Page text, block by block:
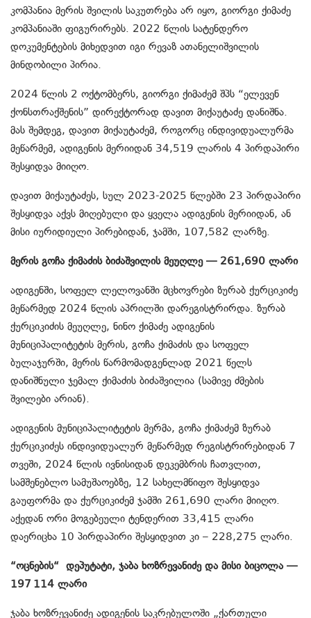
კომპანია მერის შვილის საკუთრება არ იყო, გიორგი ქიმაძე
კომპანიაში ფიგურირებს. 2022 წლის სატენდერო
დოკუმენტების მიხედვით იგი რევაზ ათანელიშვილის
მინდობილი პირია.
2024 წლის 2 ოქტომბერს, გიორგი ქიმაძემ შპს “ელევენ
ქონსთრაქშენის” დირექტორად დავით მიქაუტაძე დანიშნა.
მას შემდეგ, დავით მიქაუტაძემ, როგორც ინდივიდუალურმა
მეწარმემ, ადიგენის მერიიდან 34,519 ლარის 4 პირდაპირი
შესყიდვა მიიღო.
დავით მიქაუტაძეს, სულ 2023-2025 წლებში 23 პირდაპირი
შესყიდვა აქვს მიღებული და ყველა ადიგენის მერიიდან, ან
მისი იურიდიული პირებიდან, ჯამში, 107,582 ლარზე.
მერის გოჩა ქიმაძის ბიძაშვილის მეუღლე — 261,690 ლარი
ადიგენში, სოფელ ლელოვანში მცხოვრები ზურაბ ქურციკიძე
მეწარმედ 2024 წლის აპრილში დარეგისტრირდა. ზურაბ
ქურციკიძის მეუღლე, ნინო ქიმაძე ადიგენის
მუნიციპალიტეტის მერის, გოჩა ქიმაძის და სოფელ
ბულაჯურში, მერის წარმომადგენლად 2021 წელს
დანიშნული ჯემალ ქიმაძის ბიძაშვილია (სამივე ძმების
შვილები არიან).
ადიგენის მუნიციპალიტეტის მერმა, გოჩა ქიმაძემ ზურაბ
ქურციკიძეს ინდივიდუალურ მეწარმედ რეგისტრირებიდან 7
თვეში, 2024 წლის ივნისიდან დეკემბრის ჩათვლით,
სამშენებლო სამუშაოებზე, 12 სახელმწიფო შესყიდვა
გაუფორმა და ქურციკიძემ ჯამში 261,690 ლარი მიიღო.
აქედან ორი მოგებეული ტენდერით 33,415 ლარი
დაერიცხა 10 პირდაპირი შესყიდვით კი – 228,275 ლარი.
“ოცნების“
დეპუტატი, ჯაბა ხოზრევანიძე და მისი ბიცოლა —
197 114 ლარი
ჯაბა ხოზრევანიძე ადიგენის საკრებულოში „ქართული